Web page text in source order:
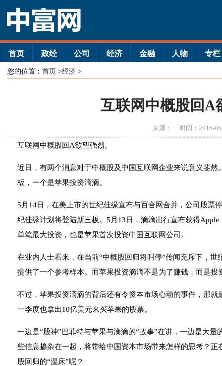
首页 政经 公司 经济 金融 人物 专栏
您的位置： 首页 >经济 >
互联网中概股回A
来源： 时间：2016-
互联网中概股回A欲望强烈。
近日，有两个消息对于中概股及中国互联网企业来说意义斐
板，一个是苹果投资滴滴。
5月14日，在美上市的世纪佳缘宣布与百合网合并，公司股票
纪佳缘计划将登陆新三板。5月13日，滴滴出行宣布获得
单笔最大投资，也是苹果首次投资中国互联网公司。
在业内人士看来，在当前“中概股回归将叫停”传闻充斥下，
提供了一个参考样本。而苹果投资滴滴不是为了赚钱，而是投
不过，苹果投资滴滴的背后还有令资本市场心动的事件，那
一季度也拿出10亿美元来买苹果的股票。
一边是“股神”巴菲特与苹果与滴滴的“故事”在讲，一边是大
些信息掺杂在一起，将带给中国资本市场带来怎样的思考？
股回归的“温床”呢？